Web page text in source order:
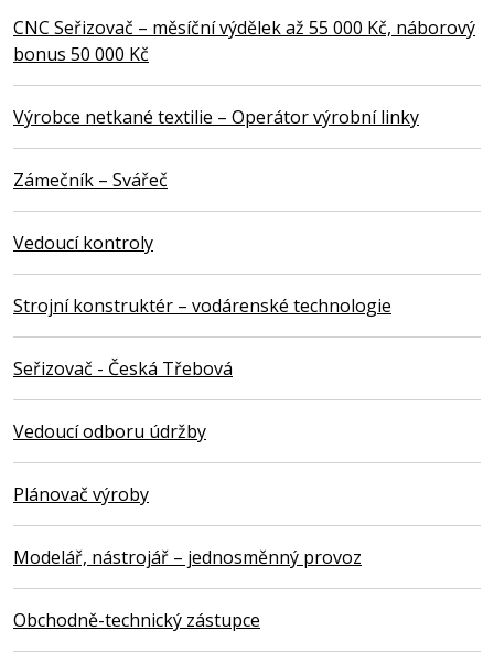
CNC Seřizovač – měsíční výdělek až 55 000 Kč, náborový
bonus 50 000 Kč
Výrobce netkané textilie – Operátor výrobní linky
Zámečník – Svářeč
Vedoucí kontroly
Strojní konstruktér – vodárenské technologie
Seřizovač - Česká Třebová
Vedoucí odboru údržby
Plánovač výroby
Modelář, nástrojář – jednosměnný provoz
Obchodně-technický zástupce